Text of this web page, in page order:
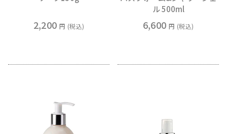
2,200 税込
ル 500ml
6,600 税込